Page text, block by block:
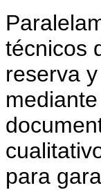
técnicos
reserva
para